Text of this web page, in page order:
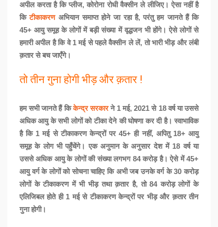
अपील करता है कि प्लीज, कोरोना रोधी वैक्सीन ले लीजिए। ऐसा नहीं है
किटीकाकरणअभियान समाप्त होने जा रहा है, परंतु हम जानते हैं कि
45+ आयु समूह के लोगों में बड़ी संख्या में वृद्धजन भी होंगे। ऐसे लोगों से
हमारी अपील है कि वे 1 मई से पहले वैक्सीन ले लें, तो भारी भीड़ और लंबी
क़तार से बच जाएँगे।
तो तीन गुना होगी भीड़ और क़तार !
हम सभी जानते हैं किकेन्द्र सरकारने 1 मई, 2021 से 18 वर्ष या उससे
अधिक आयु के सभी लोगों को टीका देने की घोषणा कर दी है। स्वाभाविक
है कि 1 मई से टीकाकरण केन्द्रों पर 45+ ही नहीं, अपितु 18+ आयु
समूह के लोग भी पहुँचेंगे। एक अनुमान के अनुसार देश में 18 वर्ष या
उससे अधिक आयु के लोगों की संख्या लगभग 84 करोड़ है। ऐसे में 45+
आयु वर्ग के लोगों को सोचना चाहिए कि अभी जब उनके वर्ग के 30 करोड़
लोगों के टीकाकरण में भी भीड़ तथा क़तार है, तो 84 करोड़ लोगों के
एलिजिबल होते ही 1 मई से टीकाकरण केन्द्रों पर भीड़ और क़तार तीन
गुना होगी।